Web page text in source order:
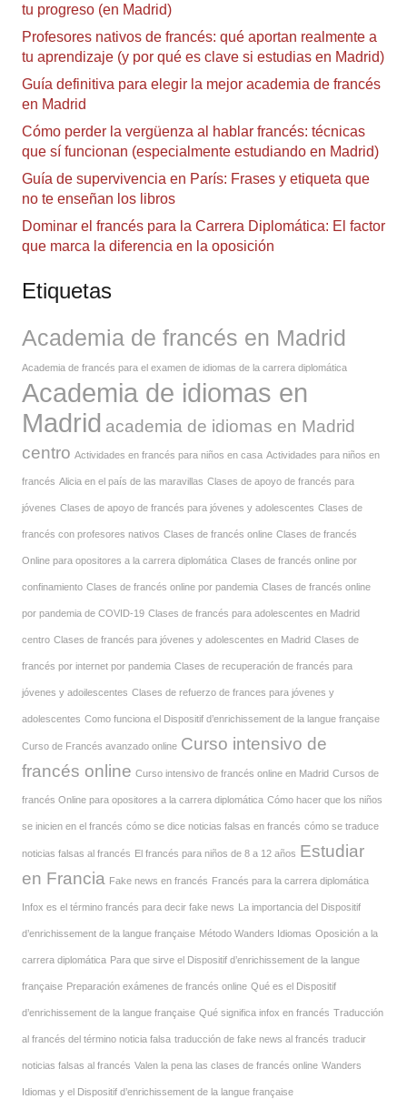
tu progreso (en Madrid)
Profesores nativos de francés: qué aportan realmente a
tu aprendizaje (y por qué es clave si estudias en Madrid)
Guía definitiva para elegir la mejor academia de francés
en Madrid
Cómo perder la vergüenza al hablar francés: técnicas
que sí funcionan (especialmente estudiando en Madrid)
Guía de supervivencia en París: Frases y etiqueta que
no te enseñan los libros
Dominar el francés para la Carrera Diplomática: El factor
que marca la diferencia en la oposición
Etiquetas
Academia de francés en Madrid
Academia de francés para el examen de idiomas de la carrera diplomática
Academia de idiomas en
Madrid academia de idiomas en Madrid
centro Actividades en francés para niños en casa Actividades para niños en
francés Alicia en el país de las maravillas Clases de apoyo de francés para
jóvenes Clases de apoyo de francés para jóvenes y adolescentes Clases de
francés con profesores nativos Clases de francés online Clases de francés
Online para opositores a la carrera diplomática Clases de francés online por
confinamiento Clases de francés online por pandemia Clases de francés online
por pandemia de COVID-19 Clases de francés para adolescentes en Madrid
centro Clases de francés para jóvenes y adolescentes en Madrid Clases de
francés por internet por pandemia Clases de recuperación de francés para
jóvenes y adoilescentes Clases de refuerzo de frances para jóvenes y
adolescentes Como funciona el Dispositif d’enrichissement de la langue française
Curso de Francés avanzado online Curso intensivo de
francés online Curso intensivo de francés online en Madrid Cursos de
francés Online para opositores a la carrera diplomática Cómo hacer que los niños
se inicien en el francés cómo se dice noticias falsas en francés cómo se traduce
noticias falsas al francés El francés para niños de 8 a 12 años Estudiar
en Francia Fake news en francés Francés para la carrera diplomática
Infox es el término francés para decir fake news La importancia del Dispositif
d’enrichissement de la langue française Método Wanders Idiomas Oposición a la
carrera diplomática Para que sirve el Dispositif d’enrichissement de la langue
française Preparación exámenes de francés online Qué es el Dispositif
d’enrichissement de la langue française Qué significa infox en francés Traducción
al francés del término noticia falsa traducción de fake news al francés traducir
noticias falsas al francés Valen la pena las clases de francés online Wanders
Idiomas y el Dispositif d’enrichissement de la langue française